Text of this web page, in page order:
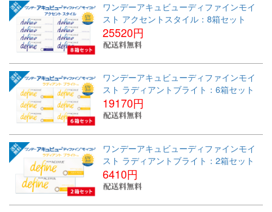
ワンデーアキュビューディファインモイ
スト アクセントスタイル：8箱セット
25520円
ワンデーアキュビューディファインモイ
スト ラディアントブライト：6箱セット
19170円
ワンデーアキュビューディファインモイ
スト ラディアントブライト：2箱セット
6410円